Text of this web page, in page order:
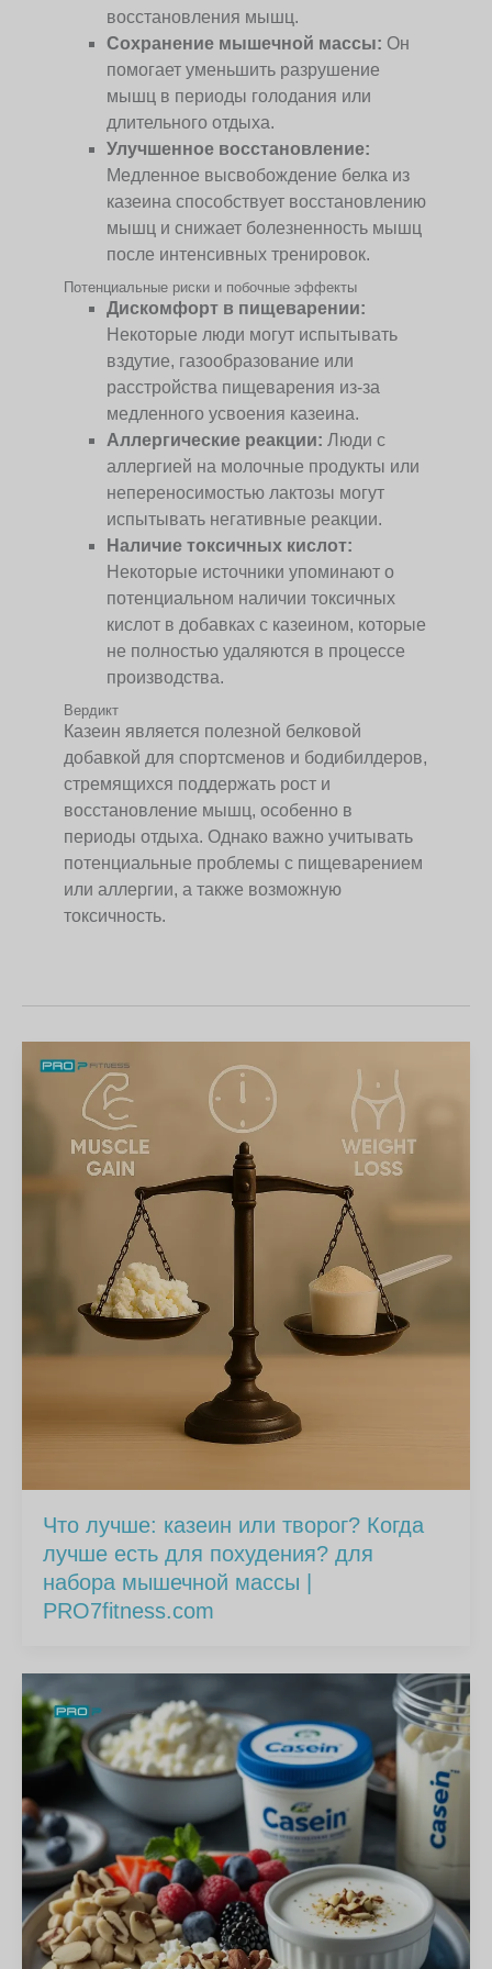
восстановления мышц.
Сохранение мышечной массы: Он
помогает уменьшить разрушение
мышц в периоды голодания или
длительного отдыха.
Улучшенное восстановление:
Медленное высвобождение белка из
казеина способствует восстановлению
мышц и снижает болезненность мышц
после интенсивных тренировок.
Потенциальные риски и побочные эффекты
Дискомфорт в пищеварении:
Некоторые люди могут испытывать
вздутие, газообразование или
расстройства пищеварения из-за
медленного усвоения казеина.
Аллергические реакции: Люди с
аллергией на молочные продукты или
непереносимостью лактозы могут
испытывать негативные реакции.
Наличие токсичных кислот:
Некоторые источники упоминают о
потенциальном наличии токсичных
кислот в добавках с казеином, которые
не полностью удаляются в процессе
производства.
Вердикт
Казеин является полезной белковой
добавкой для спортсменов и бодибилдеров,
стремящихся поддержать рост и
восстановление мышц, особенно в
периоды отдыха. Однако важно учитывать
потенциальные проблемы с пищеварением
или аллергии, а также возможную
токсичность.
Что лучше: казеин или творог? Когда
лучше есть для похудения? для
набора мышечной массы |
PRO7fitness.com